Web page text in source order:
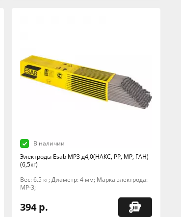
В наличии
Электроды Esab МР3 д4,0(НАКС, РР, МР, ГАН)
(6,5кг)
Вес: 6.5 кг; Диаметр: 4 мм; Марка электрода:
МР-3;
394 р.